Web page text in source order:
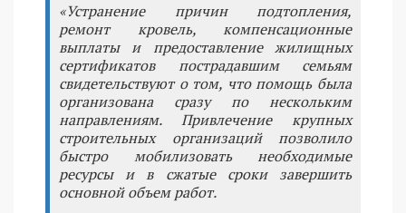
«Устранение причин подтопления,
ремонт кровель, компенсационные
выплаты и предоставление жилищных
сертификатов пострадавшим семьям
свидетельствуют о том, что помощь была
организована сразу по нескольким
направлениям. Привлечение крупных
строительных организаций позволило
быстро мобилизовать необходимые
ресурсы и в сжатые сроки завершить
основной объем работ.